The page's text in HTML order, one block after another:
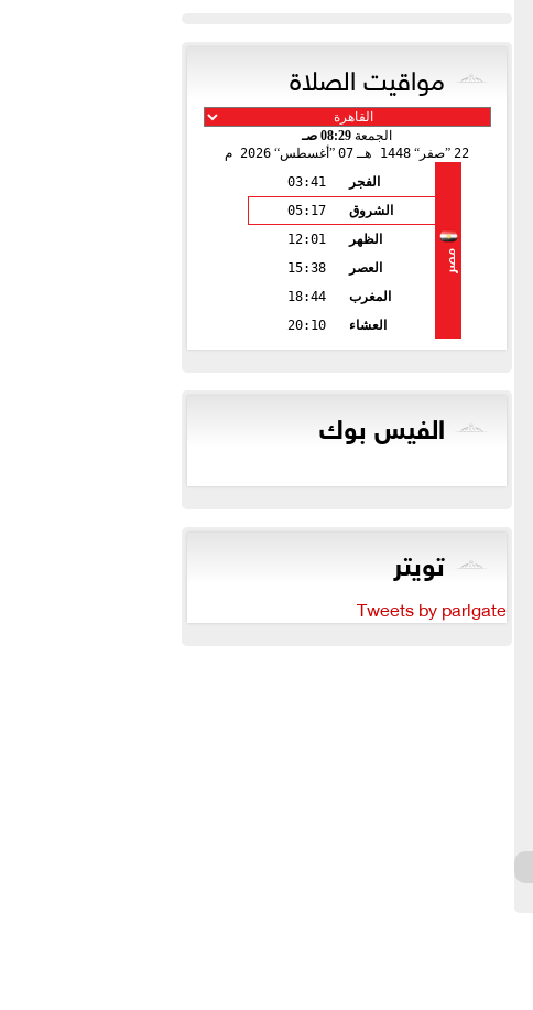
مواقيت الصلاة
الجمعة 08:29 صـ
22 صفر 1448 هـ 07 أغسطس 2026 م
مصر
الفجر
03:41
الشروق
05:17
الظهر
12:01
العصر
15:38
المغرب
18:44
العشاء
20:10
الفيس بوك
تويتر
Tweets by parlgate